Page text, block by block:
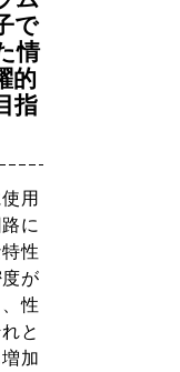
で
情
的
指
用
に
性
が
性
と
加